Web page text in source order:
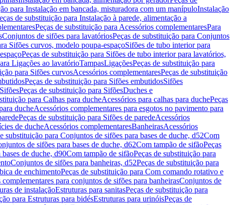
para Instalação em bancada, misturadora com um manípuloInstalação
de substituição para Instalação à parede, alimentação a
Peças de substituição para Acessórios complementaresPara
Conjuntos de sifões para lavatóriosPeças de substituição para Conjuntos
Sifões curvos, modelo poupa-espaçoSifões de tubo interior para
Peças de substituição para Sifões de tubo interior para lavatórios,
Ligações ao lavatórioTampasLigaçõesPeças de substituição para
para Sifões curvosAcessórios complementaresPeças de substituição
Peças de substituição para Sifões embutidosSifões
SifõesPeças de substituição para SifõesDuches e
para Calhas para ducheAcessórios para calhas para duchePeças
ducheAcessórios complementares para esgotos no pavimento para
Peças de substituição para Sifões de paredeAcessórios
de ducheAcessórios complementaresBanheirasAcessórios
substituição para Conjuntos de sifões para bases de duche, d52Com
de sifões para bases de duche, d62Com tampão de sifãoPeças
de duche, d90Com tampão de sifãoPeças de substituição para
Conjuntos de sifões para banheiras, d52Peças de substituição para
de enchimentoPeças de substituição para Com comando rotativo e
complementares para conjuntos de sifões para banheirasConjuntos de
de instalaçãoEstruturas para sanitasPeças de substituição para
para Estruturas para bidésEstruturas para urinóisPeças de